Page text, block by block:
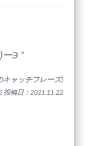
ーЭ ”
キャッチフレーズ)
投稿日：2021.11.22